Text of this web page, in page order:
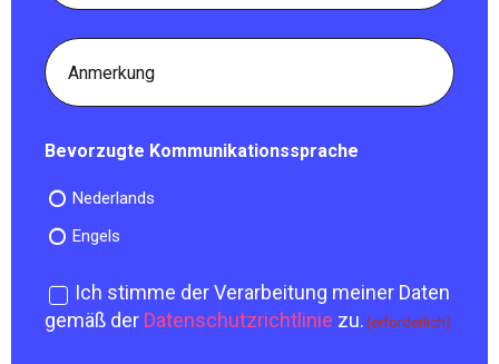
Anmerkung
Bevorzugte Kommunikationssprache
Nederlands
Engels
Datenschutzzustimmung
Ich stimme der Verarbeitung meiner Daten
gemäß der Datenschutzrichtlinie zu. (erforderlich)